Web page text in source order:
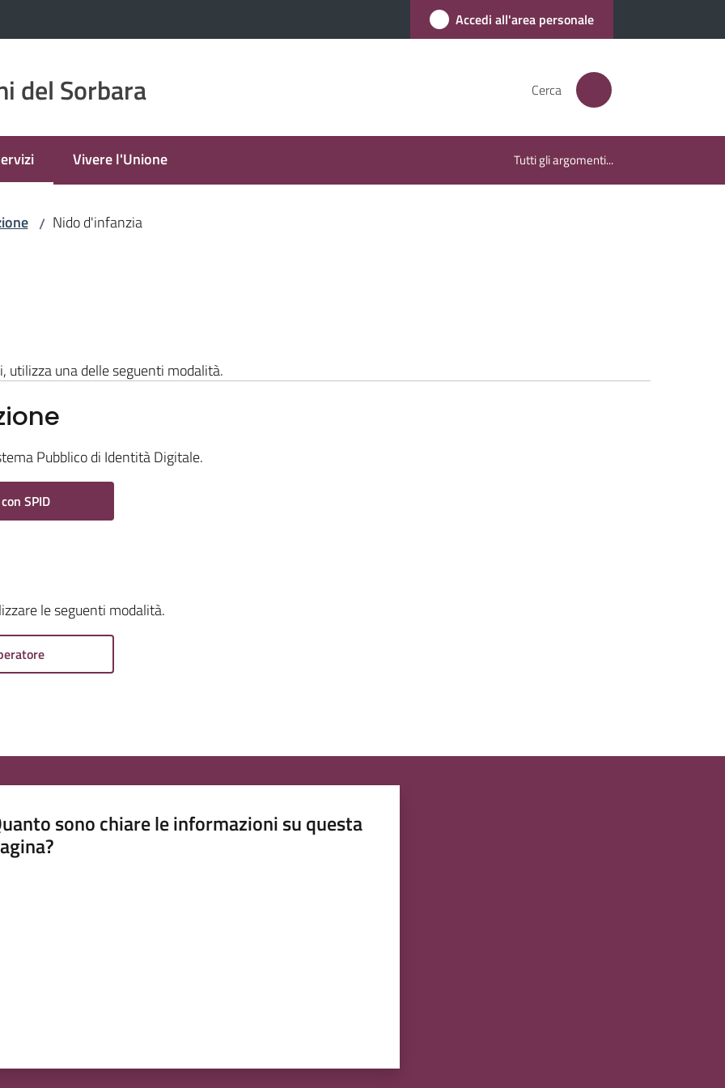
Accedi all'area personale
del Sorbara Cerca
selezionatoVivere l'Unione Tutti gli argomenti...
/ Nido d'infanzia
utilizza una delle seguenti modalità.
Pubblico di Identità Digitale.
SPID
le seguenti modalità.
sono chiare le informazioni su questa